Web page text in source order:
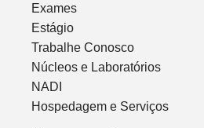
Exames
Estágio
Trabalhe Conosco
Núcleos e Laboratórios
NADI
Hospedagem e Serviços